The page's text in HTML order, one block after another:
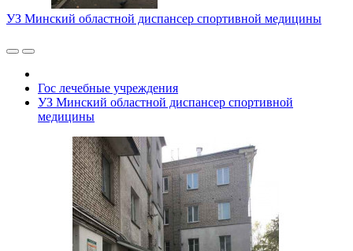
УЗ Минский областной диспансер спортивной медицины
Гос лечебные учреждения
УЗ Минский областной диспансер спортивной
медицины